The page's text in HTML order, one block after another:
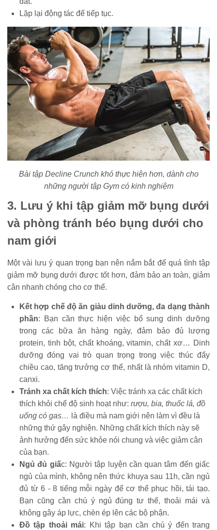
Lặp lại động tác để tiếp tục.
Bài tập Decline Crunch khó thực hiện hơn, dành cho
những người tập Gym có kinh nghiệm
3. Lưu ý khi tập giảm mỡ bụng dưới
và phòng tránh béo bụng dưới cho
nam giới
Một vài lưu ý quan trọng bạn nên nắm bắt để quá tình tập
giảm mỡ bụng dưới được tốt hơn, đảm bảo an toàn, giảm
cân nhanh chóng cho cơ thể.
Kết hợp chế độ ăn giàu dinh dưỡng, đa dạng thành
phần: Bạn cần thực hiện việc bổ sung dinh dưỡng
trong các bữa ăn hàng ngày, đảm bảo đủ lượng
protein, tinh bột, chất khoáng, vitamin, chất xơ… Dinh
dưỡng đóng vai trò quan trọng trong việc thúc đẩy
chiều cao, tăng trưởng cơ thể, nhất là nhóm vitamin D,
canxi.
Tránh xa chất kích thích: Việc tránh xa các chất kích
thích khỏi chế độ sinh hoạt như: rượu, bia, thuốc lá, đồ
uống có gas… là điều mà nam giới nên làm vì đều là
những thứ gây nghiện. Những chất kích thích này sẽ
ảnh hưởng đến sức khỏe nói chung và việc giảm cân
của bạn.
Ngủ đủ giấc: Người tập luyện cần quan tâm đến giấc
ngủ của mình, không nên thức khuya sau 11h, cần ngủ
đủ từ 6 - 8 tiếng mỗi ngày để cơ thể phục hồi, tái tạo.
Bạn cũng cần chú ý ngủ đúng tư thế, thoải mái và
không gây áp lực, chèn ép lên các bộ phận.
Đồ tập thoải mái: Khi tập bạn cần chú ý đến trang